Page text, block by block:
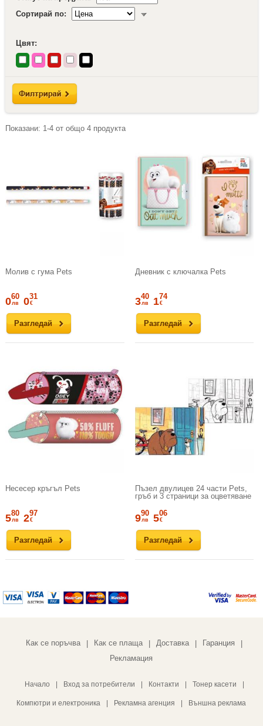
Сортирай по:
Цвят:
Показани: 1-4от общо 4продукта
Молив с гума Pets
Разгледай
060
лв 031
€
Дневник с ключалка Pets
Разгледай
340
лв 174
€
Несесер кръгъл Pets
Разгледай
580
лв 297
€
Пъзел двулицев 24 части Pets,
гръб и 3 страници за оцветяване
Разгледай
990
лв 506
€
Как се поръчва Как се плаща Доставка Гаранция
Рекламация
Начало Вход за потребители Контакти Тонер касети
Компютри и електроника Рекламна агенция Външна реклама